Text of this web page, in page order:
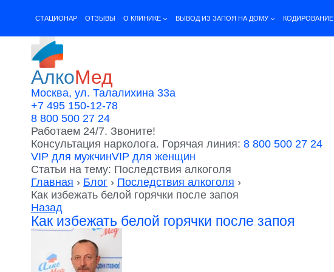
CТАЦИОНАР ОТЗЫВЫ О КЛИНИКЕ ВЫВОД ИЗ ЗАПОЯ НА ДОМУ КОДИРОВАНИЕ
АлкоМед
Москва, ул. Талалихина 33а
+7 495 150-12-78
8 800 500 27 24
Работаем 24/7. Звоните!
Консультация нарколога. Горячая линия: 8 800 500 27 24
VIP для мужчинVIP для женщин
Статьи на тему: Последствия алкоголя
Главная › Блог › Последствия алкоголя ›
Как избежать белой горячки после запоя
Назад
Как избежать белой горячки после запоя